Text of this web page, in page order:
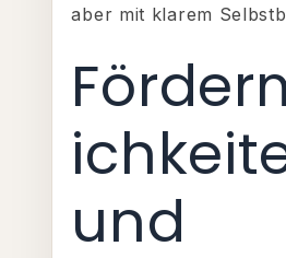
aber mit klarem
und